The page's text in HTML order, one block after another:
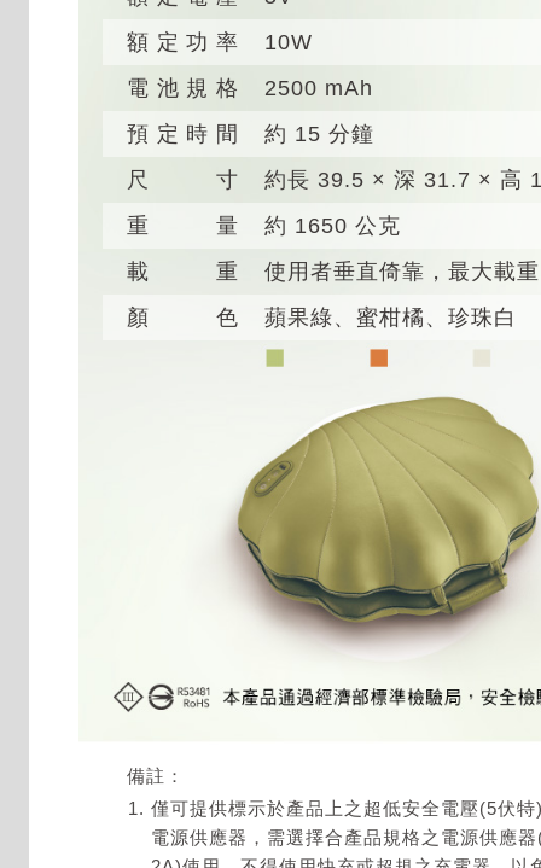
額定功率
10W
電池規格
2500 mAh
預定時間
約 15 分鐘
尺寸
約長 39.5 × 深 31.7 × 高
重量
約 1650 公克
載重
使用者垂直倚靠，最大載
顏色
蘋果綠、蜜柑橘、珍珠白
備註：
僅可提供標示於產品上之超低安全電壓(5伏
電源供應器，需選擇合產品規格之電源供應